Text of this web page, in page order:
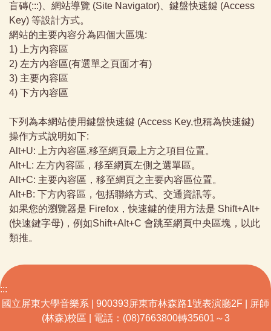
盲磚(:::)、網站導覽 (Site Navigator)、鍵盤快速鍵 (Access
Key) 等設計方式。
網站的主要內容分為四個大區塊:
1) 上方內容區
2) 左方內容區(有選單之頁面才有)
3) 主要內容區
4) 下方內容區
下列為本網站使用鍵盤快速鍵 (Access Key,也稱為快速鍵)
操作方式說明如下:
Alt+U: 上方內容區,移至網頁最上方之項目位置。
Alt+L: 左方內容區，移至網頁左側之選單區。
Alt+C: 主要內容區，移至網頁之主要內容區位置。
Alt+B: 下方內容區，包括聯絡方式、交通資訊等。
如果您的瀏覽器是 Firefox，快速鍵的使用方法是 Shift+Alt+
(快速鍵字母)，例如Shift+Alt+C 會跳至網頁中央區塊，以此
類推。
:::
國立屏東大學音樂系 | 900393屏東市林森路1號表演廳2F | 屏師
(林森)校區 | 電話：(08)7663800轉35601～3